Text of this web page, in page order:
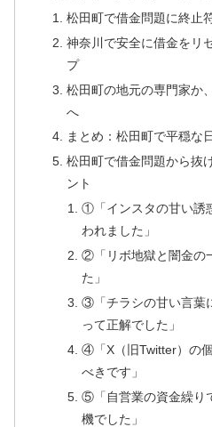
松田町で借金問題に終止
神奈川で安全に借金をリ
プ
松田町の地元の専門家か
へ
まとめ：松田町で平穏な
松田町で借金問題から抜
ント
①「インスタの甘い誘
われました」
②「リボ地獄と闇金の
た」
③「チラシの甘い言葉
って正解でした」
④「X（旧Twitter）の
べきです」
⑤「自営業の資金繰り
機でした」